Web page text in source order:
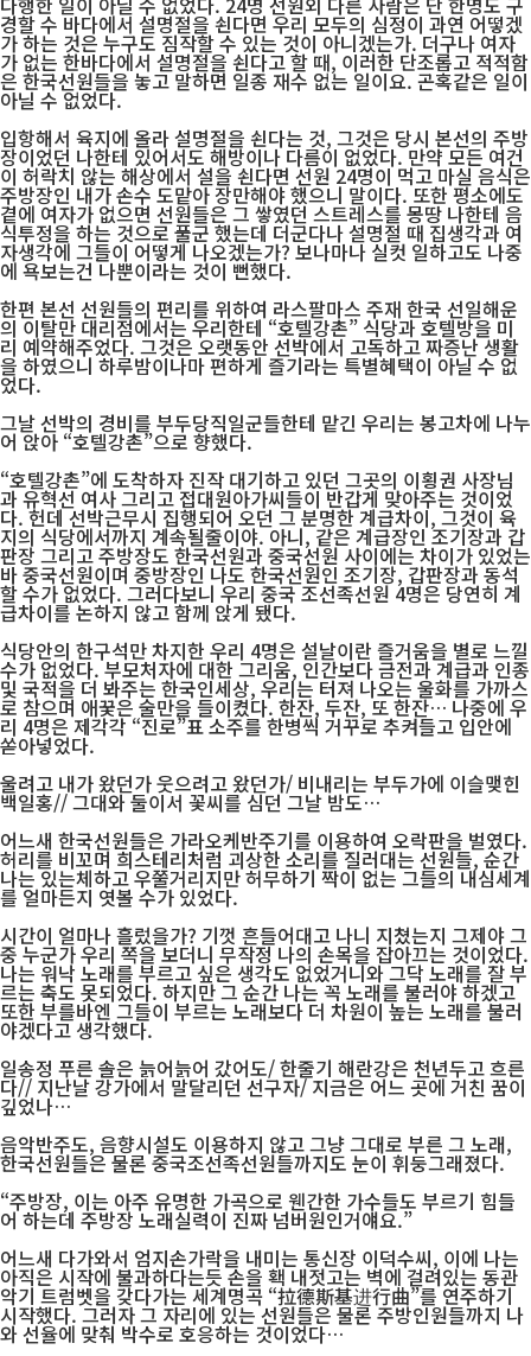
경할 수 바다에서 설명절을 쇤다면 우리 모두의 심정이 과연 어떻겠
가 하는 것은 누구도 짐작할 수 있는 것이 아니겠는가. 더구나 여자
가 없는 한바다에서 설명절을 쇤다고 할 때, 이러한 단조롭고 적적함
은 한국선원들을 놓고 말하면 일종 재수 없는 일이요. 곤혹같은 일이
아닐 수 없었다.
입항해서 육지에 올라 설명절을 쇤다는 것, 그것은 당시 본선의 주방
장이었던 나한테 있어서도 해방이나 다름이 없었다. 만약 모든 여건
이 허락치 않는 해상에서 설을 쇤다면 선원 24명이 먹고 마실 음식은
주방장인 내가 손수 도맡아 장만해야 했으니 말이다. 또한 평소에도
곁에 여자가 없으면 선원들은 그 쌓였던 스트레스를 몽땅 나한테 음
식투정을 하는 것으로 풀군 했는데 더군다나 설명절 때 집생각과 여
자생각에 그들이 어떻게 나오겠는가? 보나마나 실컷 일하고도 나중
에 욕보는건 나뿐이라는 것이 뻔했다.
한편 본선 선원들의 편리를 위하여 라스팔마스 주재 한국 선일해운
의 이탈만 대리점에서는 우리한테 “호텔강촌” 식당과 호텔방을 미
리 예약해주었다. 그것은 오랫동안 선박에서 고독하고 짜증난 생활
을 하였으니 하루밤이나마 편하게 즐기라는 특별혜택이 아닐 수 없
었다.
그날 선박의 경비를 부두당직일군들한테 맡긴 우리는 봉고차에 나누
어 앉아 “호텔강촌”으로 향했다.
“호텔강촌”에 도착하자 진작 대기하고 있던 그곳의 이횡권 사장님
과 유혁선 여사 그리고 접대원아가씨들이 반갑게 맞아주는 것이었
다. 헌데 선박근무시 집행되어 오던 그 분명한 계급차이, 그것이 육
지의 식당에서까지 계속될줄이야. 아니, 같은 계급장인 조기장과 갑
판장 그리고 주방장도 한국선원과 중국선원 사이에는 차이가 있었는
바 중국선원이며 중방장인 나도 한국선원인 조기장, 갑판장과 동석
할 수가 없었다. 그러다보니 우리 중국 조선족선원 4명은 당연히 계
급차이를 논하지 않고 함께 앉게 됐다.
식당안의 한구석만 차지한 우리 4명은 설날이란 즐거움을 별로 느낄
수가 없었다. 부모처자에 대한 그리움, 인간보다 금전과 계급과 인종
및 국적을 더 봐주는 한국인세상, 우리는 터져 나오는 울화를 가까스
로 참으며 애꿎은 술만을 들이켰다. 한잔, 두잔, 또 한잔… 나중에 우
리 4명은 제각각 “진로”표 소주를 한병씩 거꾸로 추켜들고 입안에
쏟아넣었다.
울려고 내가 왔던가 웃으려고 왔던가/ 비내리는 부두가에 이슬맺힌
백일홍// 그대와 둘이서 꽃씨를 심던 그날 밤도…
어느새 한국선원들은 가라오케반주기를 이용하여 오락판을 벌였다.
허리를 비꼬며 희스테리처럼 괴상한 소리를 질러대는 선원들, 순간
나는 있는체하고 우쭐거리지만 허무하기 짝이 없는 그들의 내심세계
를 얼마든지 엿볼 수가 있었다.
시간이 얼마나 흘렀을가? 기껏 흔들어대고 나니 지쳤는지 그제야 그
중 누군가 우리 쪽을 보더니 무작정 나의 손목을 잡아끄는 것이었다.
나는 워낙 노래를 부르고 싶은 생각도 없었거니와 그닥 노래를 잘 부
르는 축도 못되었다. 하지만 그 순간 나는 꼭 노래를 불러야 하겠고
또한 부를바엔 그들이 부르는 노래보다 더 차원이 높는 노래를 불러
야겠다고 생각했다.
일송정 푸른 솔은 늙어늙어 갔어도/ 한줄기 해란강은 천년두고 흐른
다// 지난날 강가에서 말달리던 선구자/ 지금은 어느 곳에 거친 꿈이
깊었나…
음악반주도, 음향시설도 이용하지 않고 그냥 그대로 부른 그 노래,
한국선원들은 물론 중국조선족선원들까지도 눈이 휘둥그래졌다.
“주방장, 이는 아주 유명한 가곡으로 웬간한 가수들도 부르기 힘들
어 하는데 주방장 노래실력이 진짜 넘버원인거얘요.”
어느새 다가와서 엄지손가락을 내미는 통신장 이덕수씨, 이에 나는
아직은 시작에 불과하다는듯 손을 홱 내젓고는 벽에 걸려있는 동관
악기 트럼벳을 갖다가는 세계명곡 “拉德斯基进行曲”를 연주하기
시작했다. 그러자 그 자리에 있는 선원들은 물론 주방인원들까지 나
와 선율에 맞춰 박수로 호응하는 것이었다…